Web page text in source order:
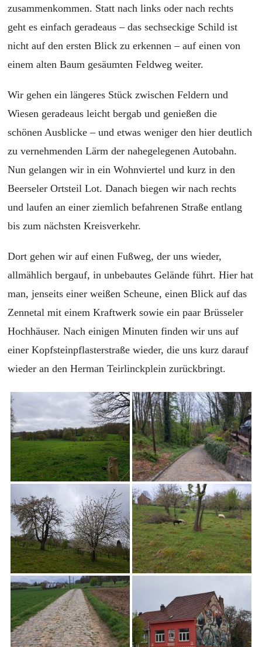
zusammenkommen. Statt nach links oder nach rechts
geht es einfach geradeaus – das sechseckige Schild ist
nicht auf den ersten Blick zu erkennen – auf einen von
einem alten Baum gesäumten Feldweg weiter.
Wir gehen ein längeres Stück zwischen Feldern und
Wiesen geradeaus leicht bergab und genießen die
schönen Ausblicke – und etwas weniger den hier deutlich
zu vernehmenden Lärm der nahegelegenen Autobahn.
Nun gelangen wir in ein Wohnviertel und kurz in den
Beerseler Ortsteil Lot. Danach biegen wir nach rechts
und laufen an einer ziemlich befahrenen Straße entlang
bis zum nächsten Kreisverkehr.
Dort gehen wir auf einen Fußweg, der uns wieder,
allmählich bergauf, in unbebautes Gelände führt. Hier hat
man, jenseits einer weißen Scheune, einen Blick auf das
Zennetal mit einem Kraftwerk sowie ein paar Brüsseler
Hochhäuser. Nach einigen Minuten finden wir uns auf
einer Kopfsteinpflasterstraße wieder, die uns kurz darauf
wieder an den Herman Teirlinckplein zurückbringt.